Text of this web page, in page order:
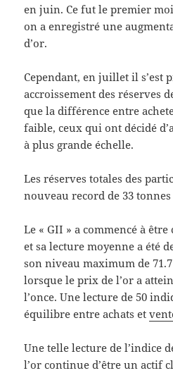
en juin. Ce fut le premier
on a enregistré une
d’or.
Cependant, en juillet il s’est
accroissement des réserves
que la différence entre
faible, ceux qui ont décidé
à plus grande échelle.
Les réserves totales des
nouveau record de 33
Le « GII » a commencé à
et sa lecture moyenne a été
son niveau maximum de
lorsque le prix de l’or a
l’once. Une lecture de 50
équilibre entre achats et
Une telle lecture de l’indice
l’or continue d’être un actif